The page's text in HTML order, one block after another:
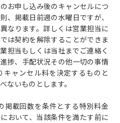
お申し込み後のキャンセルにつ
、掲載日前週の水曜日ですが、
なります。詳しくは営業担当に
は契約を解除することができま
担当もしくは当社までご連絡く
捗、手配状況その他一切の事情
ャンセル料を決定するものと
ないものとします。
掲載回数を条件とする特別料金
おいて、当該条件を満たす前に